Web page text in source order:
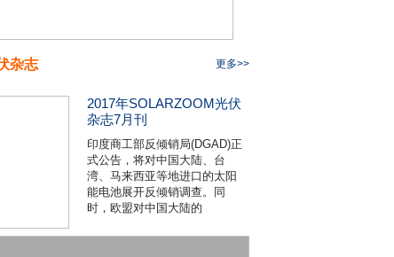
杂志 更多>>
2017年SOLARZOOM光伏
杂志7月刊
印度商工部反倾销局(DGAD)正
式公告，将对中国大陆、台
湾、马来西亚等地进口的太阳
能电池展开反倾销调查。同
时，欧盟对中国大陆的